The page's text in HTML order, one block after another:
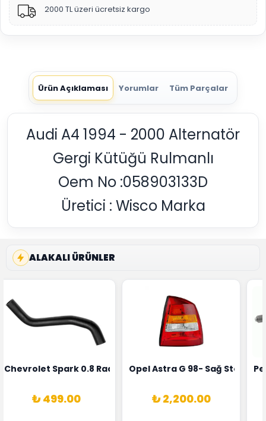
2000 TL üzeri ücretsiz kargo
Ürün Açıklaması Yorumlar Tüm Parçalar
Audi A4 1994 - 2000 Alternatör
Gergi Kütüğü Rulmanlı
Oem No :058903133D
Üretici : Wisco Marka
ALAKALI ÜRÜNLER
1628HN-0258010081
Alternatörü Valeo Marka 05E903018G
Chevrolet Spark 0.8 Radyatör Üst Hortumu Rapro Marka
₺ 499.00
Opel Astra G 98- Sağ Stop
₺ 2,200.00